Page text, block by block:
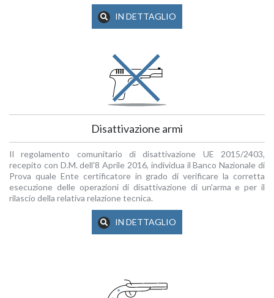
IN DETTAGLIO
Disattivazione armi
Il regolamento comunitario di disattivazione UE 2015/2403,
recepito con D.M. dell'8 Aprile 2016, individua il Banco Nazionale di
Prova quale Ente certificatore in grado di verificare la corretta
esecuzione delle operazioni di disattivazione di un'arma e per il
rilascio della relativa relazione tecnica.
IN DETTAGLIO